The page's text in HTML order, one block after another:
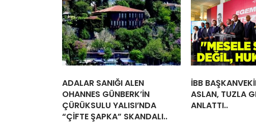
ADALAR SANIĞI ALEN
OHANNES GÜNBERK’İN
ÇÜRÜKSULU YALISI’NDA
“ÇİFTE ŞAPKA” SKANDALI..
İBB
ASLAN, TUZLA
ANLATTI..